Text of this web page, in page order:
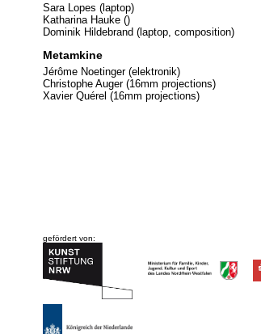
Sara Lopes (laptop)
Katharina Hauke ()
Dominik Hildebrand (laptop, composition)
Metamkine
Jérôme Noetinger (elektronik)
Christophe Auger (16mm projections)
Xavier Quérel (16mm projections)
gefördert von: